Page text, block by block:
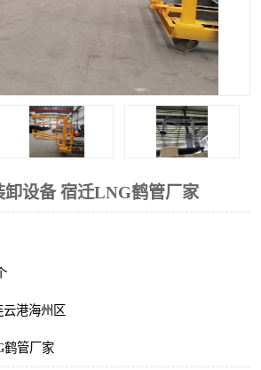
设备 宿迁LNG鹤管厂家
云港海州区
鹤管厂家